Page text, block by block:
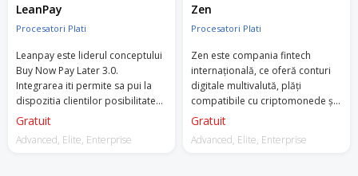
LeanPay
Procesatori Plati
Leanpay este liderul conceptului
Buy Now Pay Later 3.0.
Integrarea iti permite sa pui la
dispozitia clientilor posibilitatea
de a accesa un credit online
in magazinul tau.
Gratuit
Advanced, Elite, Enterprise
Zen
Procesatori Plati
Zen este compania fintech
internațională, ce oferă conturi
digitale multivalută, plăți
compatibile cu criptomonede și
carduri preplătite, disponibilă în
Gratuit
Advanced, Elite, Enterprise